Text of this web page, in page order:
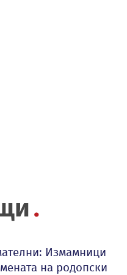
Измамници
на родопски